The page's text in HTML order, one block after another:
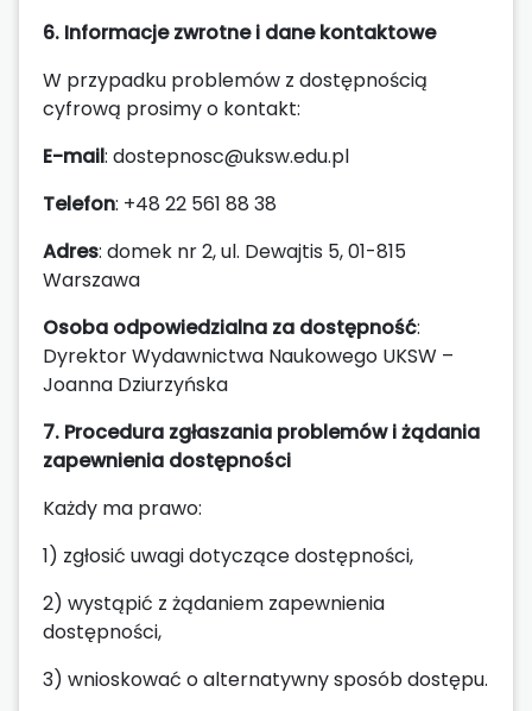
6. Informacje zwrotne i dane kontaktowe
W przypadku problemów z dostępnością
cyfrową prosimy o kontakt:
E-mail: dostepnosc@uksw.edu.pl
Telefon: +48 22 561 88 38
Adres: domek nr 2, ul. Dewajtis 5, 01-815
Warszawa
Osoba odpowiedzialna za dostępność:
Dyrektor Wydawnictwa Naukowego UKSW –
Joanna Dziurzyńska
7. Procedura zgłaszania problemów i żądania
zapewnienia dostępności
Każdy ma prawo:
1) zgłosić uwagi dotyczące dostępności,
2) wystąpić z żądaniem zapewnienia
dostępności,
3) wnioskować o alternatywny sposób dostępu.